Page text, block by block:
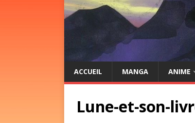
ACCUEIL MANGA ANIME
Lune-et-son-